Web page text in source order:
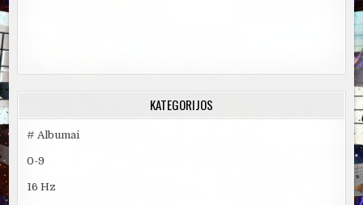
KATEGORIJOS
# Albumai
0-9
16 Hz